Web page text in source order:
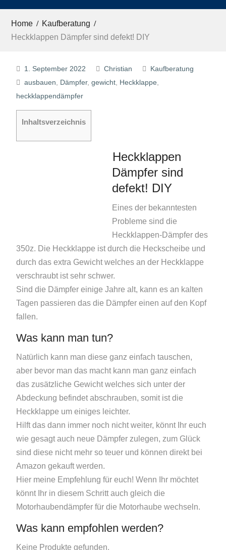
Home
Kaufberatung
Heckklappen Dämpfer sind defekt! DIY
1. September 2022 Christian
Kaufberatung
ausbauen
Dämpfer, gewicht, Heckklappe
heckklappendämpfer
Inhaltsverzeichnis
Heckklappen
Dämpfer sind
defekt! DIY
Eines der bekanntesten
Probleme sind die
Heckklappen-Dämpfer des
350z. Die Heckklappe ist durch die Heckscheibe und
durch das extra Gewicht welches an der Heckklappe
verschraubt ist sehr schwer.
Sind die Dämpfer einige Jahre alt, kann es an kalten
Tagen passieren das die Dämpfer einen auf den Kopf
fallen.
Was kann man tun?
Natürlich kann man diese ganz einfach tauschen,
aber bevor man das macht kann man ganz einfach
das zusätzliche Gewicht welches sich unter der
Abdeckung befindet abschrauben, somit ist die
Heckklappe um einiges leichter.
Hilft das dann immer noch nicht weiter, könnt Ihr euch
wie gesagt auch neue Dämpfer zulegen, zum Glück
sind diese nicht mehr so teuer und können direkt bei
Amazon gekauft werden.
Hier meine Empfehlung für euch! Wenn Ihr möchtet
könnt Ihr in diesem Schritt auch gleich die
Motorhaubendämpfer für die Motorhaube wechseln.
Was kann empfohlen werden?
Keine Produkte gefunden.